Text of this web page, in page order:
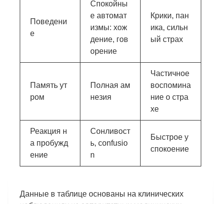
Поведени
е
Спокойны
е автомат
измы: хож
дение, гов
орение
Крики, пан
ика, сильн
ый страх
Память ут
ром
Полная ам
незия
Частичное
воспомина
ние о стра
хе
Реакция н
а пробужд
ение
Сонливост
ь, confusio
n
Быстрое у
спокоение
Данные в таблице основаны на клинических